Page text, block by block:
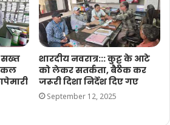
सख्त
शारदीय नवरात्र::: कुट्टू के आटे
को लेकर सतर्कता, बैठक कर
जरूरी दिशा निर्देश दिए गए
September 12, 2025